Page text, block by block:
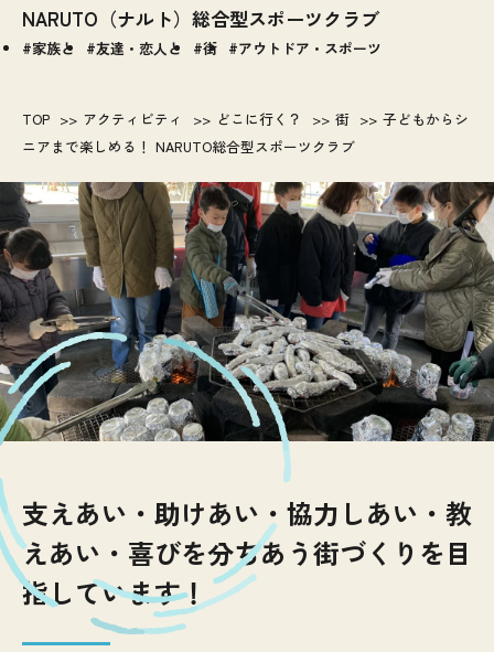
NARUTO（ナルト）総合型スポーツクラブ
家族と 友達・恋人と 街 アウトドア・スポーツ
TOP アクティビティ どこに行く？ 街
子どもからシ
ニアまで楽しめる！ NARUTO総合型スポーツクラブ
支えあい・助けあい・協力しあい・教
えあい・喜びを分ちあう街づくりを目
指しています！